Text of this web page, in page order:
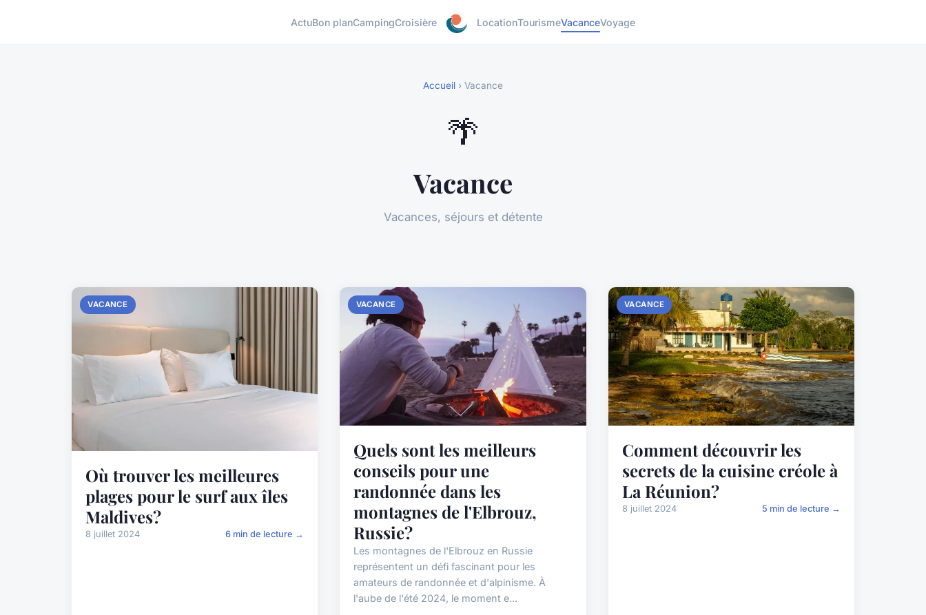
ActuBon planCampingCroisière LocationTourismeVacanceVoyage
Accueil › Vacance
🌴
Vacance
Vacances, séjours et détente
VACANCE
Où trouver les meilleures
plages pour le surf aux îles
Maldives?
8 juillet 2024 6 min de lecture →
VACANCE
Quels sont les meilleurs
conseils pour une
randonnée dans les
montagnes de l'Elbrouz,
Russie?
Les montagnes de l'Elbrouz en Russie
représentent un défi fascinant pour les
amateurs de randonnée et d'alpinisme. À
l'aube de l'été 2024, le moment e...
VACANCE
Comment découvrir les
secrets de la cuisine créole à
La Réunion?
8 juillet 2024 5 min de lecture →